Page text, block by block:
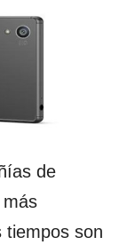
de
más
tiempos son